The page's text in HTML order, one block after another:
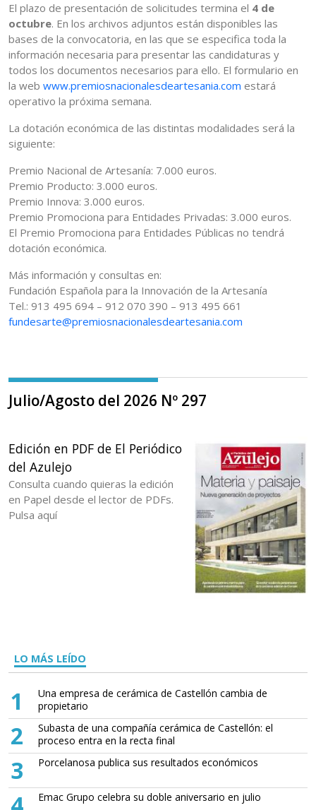
El plazo de presentación de solicitudes termina el 4 de
octubre. En los archivos adjuntos están disponibles las
bases de la convocatoria, en las que se especifica toda la
información necesaria para presentar las candidaturas y
todos los documentos necesarios para ello. El formulario en
la web www.premiosnacionalesdeartesania.com estará
operativo la próxima semana.
La dotación económica de las distintas modalidades será la
siguiente:
Premio Nacional de Artesanía: 7.000 euros.
Premio Producto: 3.000 euros.
Premio Innova: 3.000 euros.
Premio Promociona para Entidades Privadas: 3.000 euros.
El Premio Promociona para Entidades Públicas no tendrá
dotación económica.
Más información y consultas en:
Fundación Española para la Innovación de la Artesanía
Tel.: 913 495 694 – 912 070 390 – 913 495 661
fundesarte@premiosnacionalesdeartesania.com
Julio/Agosto del 2026 Nº 297
Edición en PDF de El Periódico
del Azulejo
Consulta cuando quieras la edición
en Papel desde el lector de PDFs.
Pulsa aquí
LO MÁS LEÍDO
1
Una empresa de cerámica de Castellón cambia de
propietario
2
Subasta de una compañía cerámica de Castellón: el
proceso entra en la recta final
3 Porcelanosa publica sus resultados económicos
Emac Grupo celebra su doble aniversario en julio